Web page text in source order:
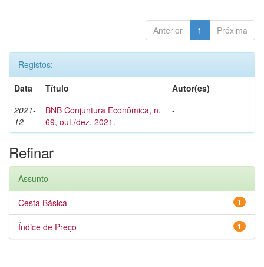
Anterior 1 Próxima
Registos:
Data
Título
Autor(es)
2021-
12
BNB Conjuntura Econômica, n.
69, out./dez. 2021.
-
Refinar
Assunto
1
Cesta Básica
1
Índice de Preço